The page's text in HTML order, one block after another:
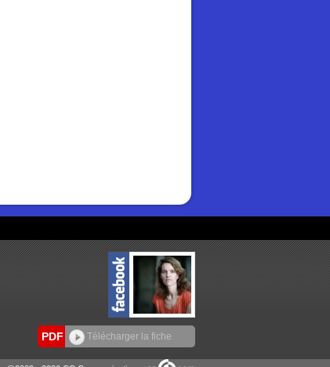
PDF Télécharger la fiche